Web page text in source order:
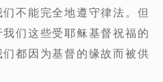
不能完全地遵守律法。但
们这些受耶稣基督祝福的
都因为基督的缘故而被供